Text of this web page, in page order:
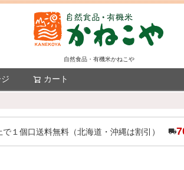
自然食品・有機米かねこや
カート
で１個口送料無料（北海道・沖縄は割引）